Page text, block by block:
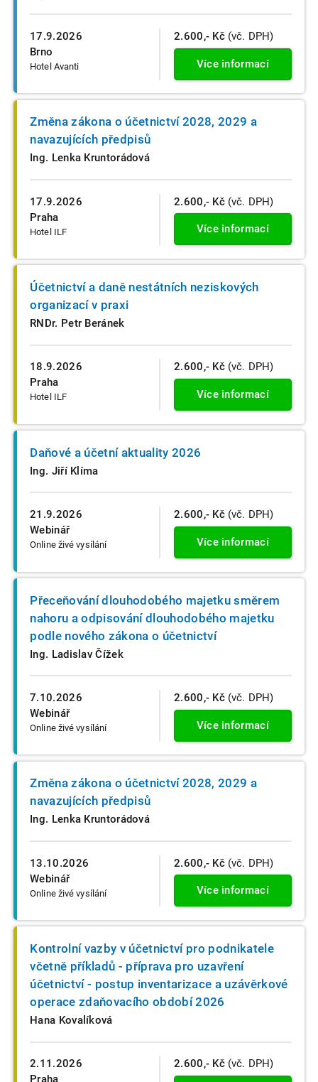
17.9.2026
Brno
Hotel Avanti
2.600,- Kč (vč. DPH)
Více informací
17.9.2026
Praha
Hotel ILF
Změna zákona o účetnictví 2028, 2029 a
navazujících předpisů
Ing. Lenka Kruntorádová
2.600,- Kč (vč. DPH)
Více informací
18.9.2026
Praha
Hotel ILF
Účetnictví a daně nestátních neziskových
organizací v praxi
RNDr. Petr Beránek
2.600,- Kč (vč. DPH)
Více informací
21.9.2026
Webinář
Online živé vysílání
Daňové a účetní aktuality 2026
Ing. Jiří Klíma
2.600,- Kč (vč. DPH)
Více informací
7.10.2026
Webinář
Online živé vysílání
Přeceňování dlouhodobého majetku směrem
nahoru a odpisování dlouhodobého majetku
podle nového zákona o účetnictví
Ing. Ladislav Čížek
2.600,- Kč (vč. DPH)
Více informací
13.10.2026
Webinář
Online živé vysílání
Změna zákona o účetnictví 2028, 2029 a
navazujících předpisů
Ing. Lenka Kruntorádová
2.600,- Kč (vč. DPH)
Více informací
2.11.2026
Kontrolní vazby v účetnictví pro podnikatele
včetně příkladů - příprava pro uzavření
účetnictví - postup inventarizace a uzávěrkové
operace zdaňovacího období 2026
Hana Kovalíková
2.600,- Kč (vč. DPH)